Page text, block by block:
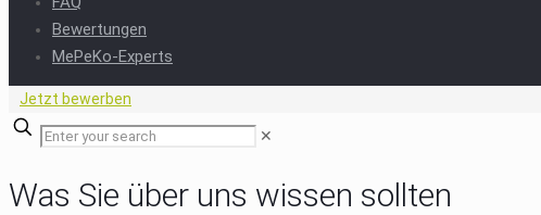
Bewertungen
MePeKo-Experts
Jetzt bewerben
✕
Was Sie über uns wissen sollten